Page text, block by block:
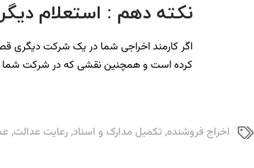
نکته دهم : استعلام
اگر کارمند اخراجی شما در یک شرکت دیگری
کرده است و همچنین نقشی که در شرکت شما
اخراج فروشنده,تکمیل مدارک و اسناد,رعایت عدالت,